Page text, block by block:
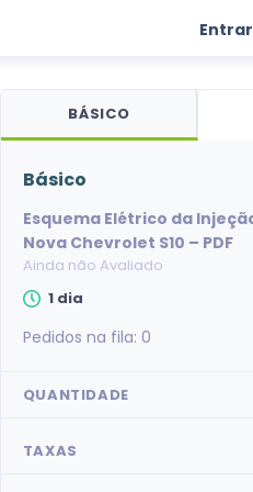
Entrar
BÁSICO
básico
Esquema Elétrico da
Nova Chevrolet S10 – PDF
Ainda não Avaliado
1 dia
Pedidos na fila: 0
QUANTIDADE
TAXAS